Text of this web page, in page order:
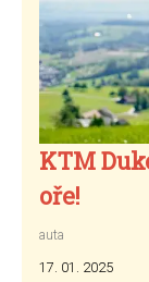
KTM
oře!
auta
17. 01. 2025